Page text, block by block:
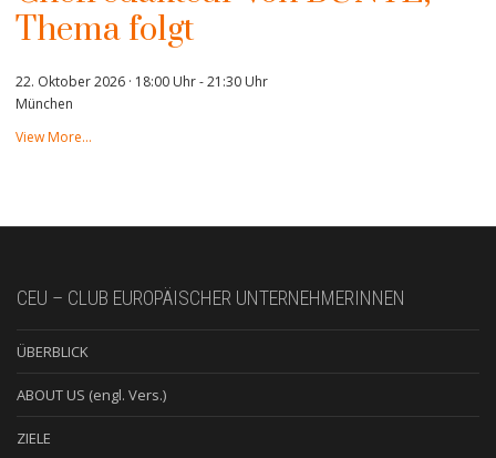
Thema folgt
22. Oktober 2026 · 18:00 Uhr-21:30 Uhr
München
View More…
CEU – CLUB EUROPÄISCHER UNTERNEHMERINNEN
ÜBERBLICK
ABOUT US (engl. Vers.)
ZIELE